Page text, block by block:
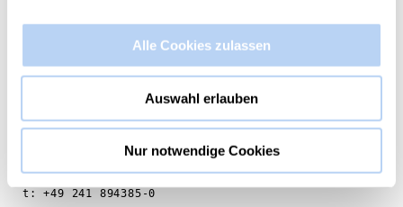
Alle Cookies zulassen
Auswahl erlauben
Nur notwendige Cookies
Jülicher Strasse 72a
52070 Aachen
kontakt@hubaachen.de
www.aachen.digital
t: +49 241 894385-0